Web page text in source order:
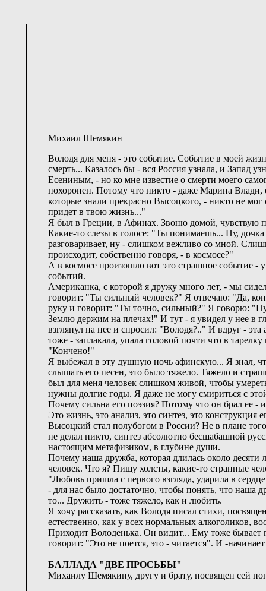
Михаил Шемякин
Володя для меня - это событие. Событие в моей
смерть... Казалось бы - вся Россия узнала, и Запад
Есениным, - но ко мне известие о смерти моего
похоронен. Потому что никто - даже Марина
которые знали прекрасно Высоцкого, - никто не
придет в твою жизнь..."
Я был в Греции, в Афинах. Звоню домой, чувствую
Какие-то слезы в голосе: "Ты понимаешь... Ну,
разговаривает, ну - слишком вежливо со мной.
происходит, собственно говоря, - в космосе?"
А в космосе произошло вот это страшное событие
событий.
Американка, с которой я дружу много лет, - мы
говорит: "Ты сильный человек?" Я отвечаю: "Да,
руку и говорит: "Ты точно, сильный?" Я говорю:
Землю держим на плечах!" И тут - я увидел у нее в
взглянул на нее и спросил: "Володя?.." И вдруг -
тоже - заплакала, упала головой почти что в тарелку
"Кончено!"
Я выбежал в эту душную ночь афинскую... Я знал,
слышать его песен, это было тяжело. Тяжело и
был для меня человек слишком живой, чтобы
нужны долгие годы. Я даже не могу смириться с
Почему сильна его поэзия? Потому что он брал ее
Это жизнь, это анализ, это синтез, это
Высоцкий стал полубогом в России? Не в плане
не делал никто, синтез абсолютно бесшабашной
настоящим метафизиком, в глубине души.
Почему наша дружба, которая длилась около
человек. Что я? Пишу холсты, какие-то странные
"Любовь пришла с первого взгляда, ударила в
- для нас было достаточно, чтобы понять, что наша
то... Дружить - тоже тяжело, как и любить.
Я хочу рассказать, как Володя писал стихи,
естественно, как у всех нормальных алкоголиков,
Приходит Володенька. Он видит... Ему тоже
говорит: "Это не поется, это - читается". И -начинает
БАЛЛАДА "ДВЕ ПРОСЬБЫ"
Михаилу Шемякину, другу и брату, посвящен сей